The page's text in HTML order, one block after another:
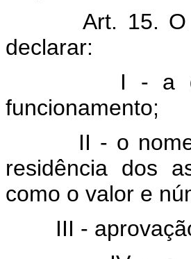
Art. 15.
declarar:
I - a
funcionamento;
II - o nome,
residência dos
como o valor e
III - aprovação